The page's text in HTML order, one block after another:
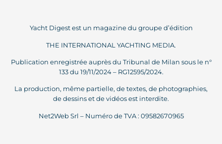
Yacht Digest est un magazine du groupe d’édition
THE INTERNATIONAL YACHTING MEDIA.
Publication enregistrée auprès du Tribunal de Milan sous le n°
133 du 19/11/2024 – RG12595/2024.
La production, même partielle, de textes, de photographies,
de dessins et de vidéos est interdite.
Net2Web Srl – Numéro de TVA : 09582670965